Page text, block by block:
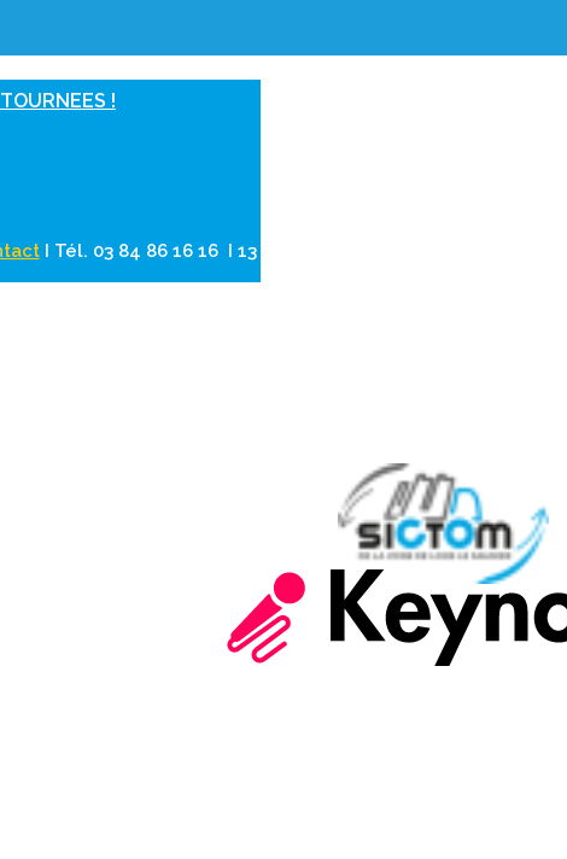
!
I Tél. 03 84 86 16 16 I 13 ZAC des Toupes, 39570 Montmorot